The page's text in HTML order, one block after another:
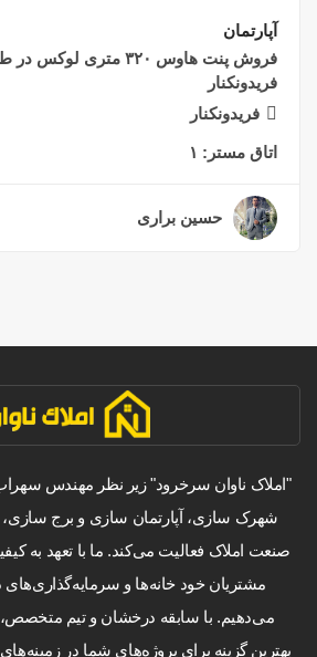
آپارتمان
فروش پنت هاوس ۳۲۰ متری
فریدونکنار
فریدونکنار
اتاق مستر: ۱
حسین براری
"املاک ناوان سرخرود" زیر نظر مهندس
شهرک سازی، آپارتمان سازی و برج سازی،
صنعت املاک فعالیت می‌کند. ما با تعهد به
مشتریان خود خانه‌ها و سرمایه‌گذاری‌های
می‌دهیم. با سابقه درخشان و تیم متخصص،
بهترین گزینه برای پروژه‌های شما در